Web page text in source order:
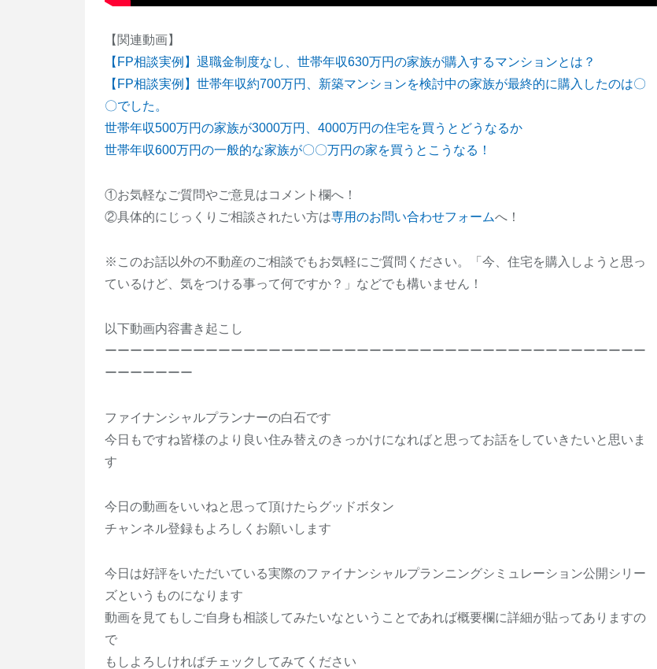
【関連動画】
【FP相談実例】退職金制度なし、世帯年収630万円の家族が購入するマンションとは？
【FP相談実例】世帯年収約700万円、新築マンションを検討中の家族が最終的に購入したのは〇
〇でした。
世帯年収500万円の家族が3000万円、4000万円の住宅を買うとどうなるか
世帯年収600万円の一般的な家族が〇〇万円の家を買うとこうなる！
①お気軽なご質問やご意見はコメント欄へ！
②具体的にじっくりご相談されたい方は専用のお問い合わせフォームへ！
※このお話以外の不動産のご相談でもお気軽にご質問ください。「今、住宅を購入しようと思っ
ているけど、気をつける事って何ですか？」などでも構いません！
以下動画内容書き起こし
ーーーーーーーーーーーーーーーーーーーーーーーーーーーーーーーーーーーーーーーーーーー
ーーーーーーー
ファイナンシャルプランナーの白石です
今日もですね皆様のより良い住み替えのきっかけになればと思ってお話をしていきたいと思いま
す
今日の動画をいいねと思って頂けたらグッドボタン
チャンネル登録もよろしくお願いします
今日は好評をいただいている実際のファイナンシャルプランニングシミュレーション公開シリー
ズというものになります
動画を見てもしご自身も相談してみたいなということであれば概要欄に詳細が貼ってありますの
で
もしよろしければチェックしてみてください